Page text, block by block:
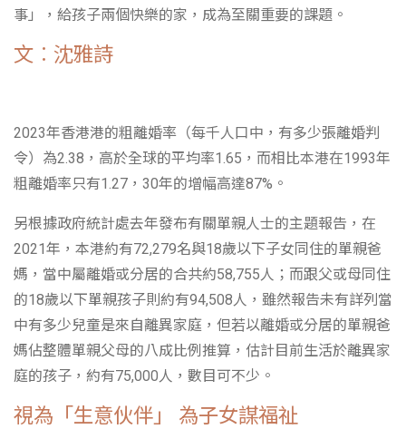
事」，給孩子兩個快樂的家，成為至關重要的課題。
文︰沈雅詩
2023年香港港的粗離婚率（每千人口中，有多少張離婚判
令）為2.38，高於全球的平均率1.65，而相比本港在1993年
粗離婚率只有1.27，30年的增幅高達87%。
另根據政府統計處去年發布有關單親人士的主題報告，在
2021年，本港約有72,279名與18歲以下子女同住的單親爸
媽，當中屬離婚或分居的合共約58,755人；而跟父或母同住
的18歲以下單親孩子則約有94,508人，雖然報告未有詳列當
中有多少兒童是來自離異家庭，但若以離婚或分居的單親爸
媽佔整體單親父母的八成比例推算，估計目前生活於離異家
庭的孩子，約有75,000人，數目可不少。
視為「生意伙伴」 為子女謀福祉